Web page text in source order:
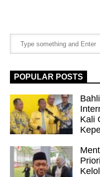
POPULAR POSTS
Kali